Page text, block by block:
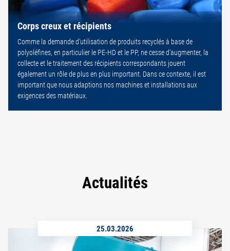
Corps creux et récipients
Comme la demande d’utilisation de produits recyclés à base de
polyoléfines, en particulier le PE-HD et le PP, ne cesse d’augmenter, la
collecte et le traitement des récipients correspondants jouent
également un rôle de plus en plus important. Dans ce contexte, il est
important que nous adaptions nos machines et installations aux
exigences des matériaux.
Actualités
25.03.2026